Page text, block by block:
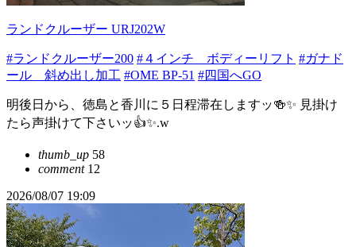
ランドクルーザー URJ202W
#ランドクルーザー200 #４インチ ボディーリフト #ガナド
ール 斜め出し加工 #OME BP-51 #四国へGO
明後日から、徳島と香川に５日程滞在しますッ🍻✨ 見掛け
たら声掛けて下さいッ👍✨.w
thumb_up 58
comment12
2026/08/07 19:09